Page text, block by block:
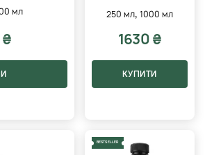
мл
₴
250 мл, 1000 мл
1630 ₴
КУПИТИ
BESTSELLER